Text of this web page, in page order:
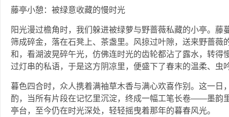
藤亭小憩：被绿意收藏的慢时光
阳光漫过檐角时，我们躲进被绿萝与野蔷薇私藏的小亭。
筛成碎金，落在石凳上、茶盏里。风掠过叶隙，送来野蔷薇
和，看湖波晃碎午光，仿佛连时光的齿轮都沾了露水，转得
过灯串的私语，于是这方阴凉里，便盛下了春末的温柔、虫
暮色四合时，众人携着满袖草木香与满心欢喜作别。这一日
酌，当所有片段在记忆里沉淀，终成一幅工笔长卷——墨韵
亭台，至今仍在时光深处，轻轻摇曳着那年的暮春风光。